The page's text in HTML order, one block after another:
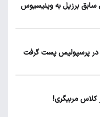
برزیل به وینیسیوس
پرسپولیس پست گرفت
مربیگری!